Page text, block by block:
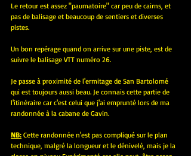
Le retour est assez "paumatoire" car peu de cairns, et
pas de balisage et beaucoup de sentiers et diverses
pistes.
Un bon repérage quand on arrive sur une piste, est de
suivre le balisage VTT numéro 26.
Je passe à proximité de l'ermitage de San Bartolomé
qui est toujours aussi beau. Je connais cette partie de
l'itinéraire car c'est celui que j'ai emprunté lors de ma
randonnée à la cabane de Gavin.
NB: Cette randonnée n'est pas compliqué sur le plan
technique, malgré la longueur et le dénivelé, mais je la